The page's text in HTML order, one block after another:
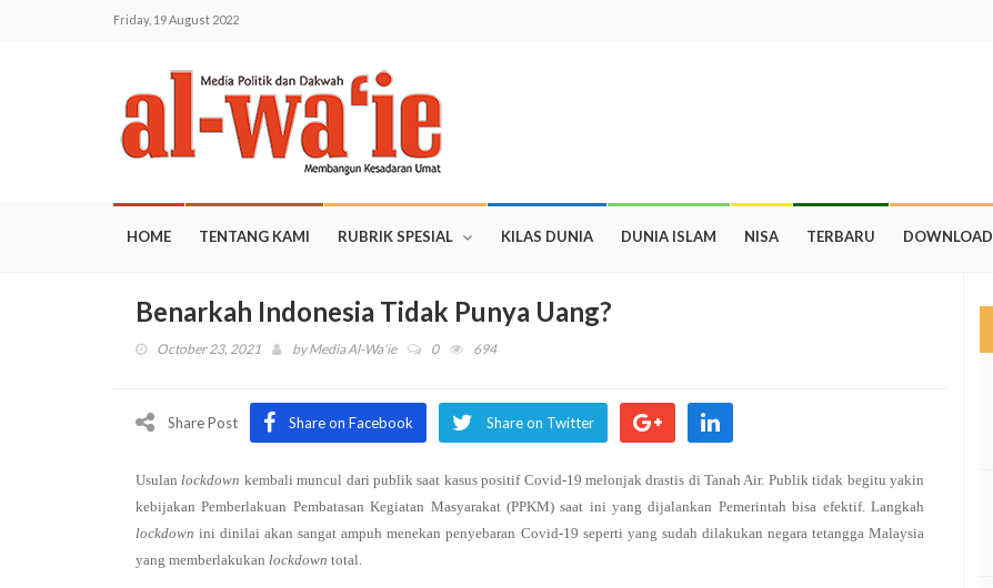
Friday, 19 August 2022
HOME TENTANG KAMI RUBRIK SPESIAL KILAS DUNIA DUNIA ISLAM NISA TERBARU DOWNLOAD
Benarkah Indonesia Tidak Punya Uang?
October 23, 2021 byMedia Al-Wa'ie 0 694
Share Post Share on Facebook Share on Twitter
Usulanlockdown kembali muncul dari publik saat kasus positif Covid-19 melonjak drastis di Tanah Air. Publik tidak begitu yakin
kebijakan Pemberlakuan Pembatasan Kegiatan Masyarakat (PPKM) saat ini yang dijalankan Pemerintah bisa efektif. Langkah
lockdown ini dinilai akan sangat ampuh menekan penyebaran Covid-19 seperti yang sudah dilakukan negara tetangga Malaysia
yang memberlakukan lockdown total.